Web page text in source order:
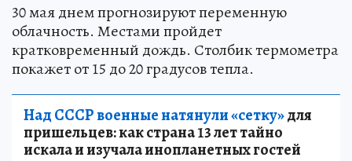
30 мая днем прогнозируют переменную
облачность. Местами пройдет
кратковременный дождь. Столбик термометра
покажет от 15 до 20 градусов тепла.
Над СССР военные натянули «сетку»для
пришельцев: как страна 13 лет тайно
искала и изучала инопланетных гостей